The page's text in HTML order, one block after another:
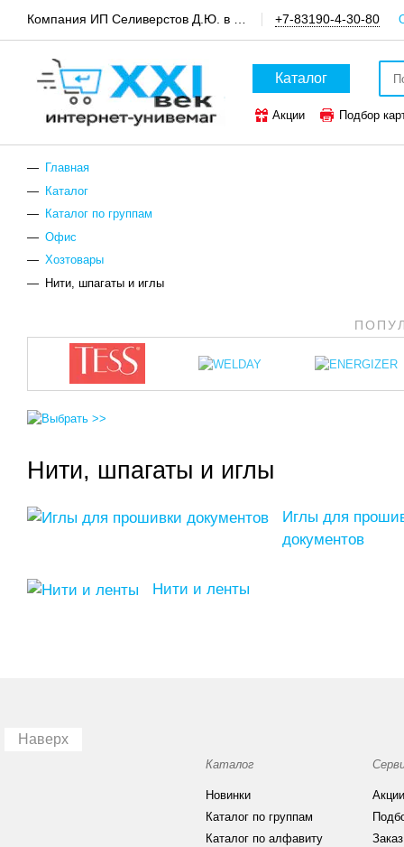
+7-83190-4-30-80
Каталог
Акции
Подбор
Главная
Каталог
Каталог по группам
Офис
Хозтовары
Нити, шпагаты и иглы
Нити, шпагаты и иглы
Иглы для
документов
Нити и ленты
Наверх
Каталог
Новинки
Каталог по группам
Каталог по алфавиту